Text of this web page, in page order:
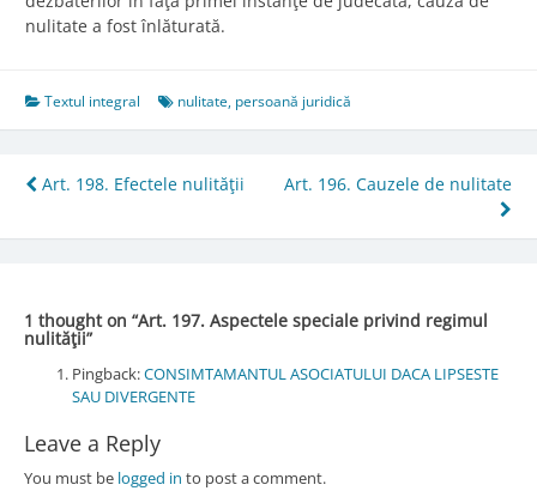
nulitate a fost înlăturată.
Textul integral nulitate, persoană juridică
Post
navigation
Art. 198. Efectele nulităţii Art. 196. Cauzele de nulitate
1 thought on “Art. 197. Aspectele speciale privind regimul
nulităţii”
Pingback:CONSIMTAMANTUL ASOCIATULUI DACA LIPSESTE
SAU DIVERGENTE
Leave a Reply
You must be logged in to post a comment.